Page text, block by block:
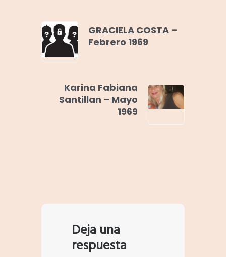
GRACIELA COSTA –
Febrero 1969
Karina Fabiana
Santillan – Mayo
1969
Deja una
respuesta